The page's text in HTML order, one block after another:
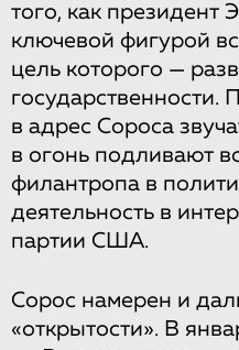
того, как президент
ключевой фигурой
цель которого —
государственности.
в адрес Сороса
в огонь подливают
филантропа в
деятельность в
партии США.
Сорос намерен и
«открытости». В